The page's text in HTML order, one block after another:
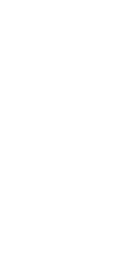
Es por ello que,
trabajo si me toca
lunes), lo cierto
precios de los
disparados es
20% en
euros del
Para pensar en la
pagada o
en lo referente al
en la Seguridad
década o varias y